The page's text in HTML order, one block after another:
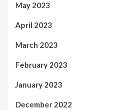
May 2023
April 2023
March 2023
February 2023
January 2023
December 2022